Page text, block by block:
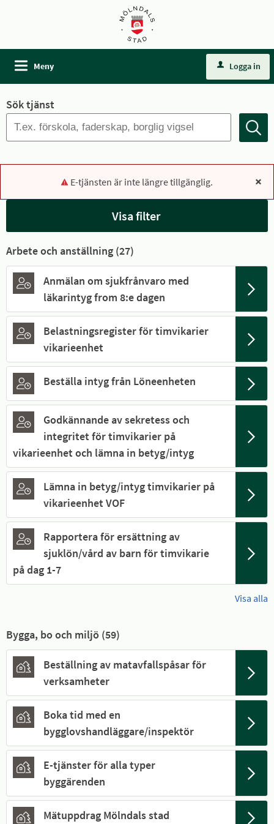
Meny Logga in
Sök tjänst
E-tjänsten är inte längre tillgänglig. x
Visa filter
Arbete och anställning (27)
Anmälan om sjukfrånvaro med
läkarintyg from 8:e dagen
Belastningsregister för timvikarier
vikarieenhet
Beställa intyg från Löneenheten
Godkännande av sekretess och
integritet för timvikarier på
vikarieenhet och lämna in betyg/intyg
Lämna in betyg/intyg timvikarier på
vikarieenhet VOF
Rapportera för ersättning av
sjuklön/vård av barn för timvikarie
på dag 1-7
Visa alla
Bygga, bo och miljö (59)
Beställning av matavfallspåsar för
verksamheter
Boka tid med en
bygglovshandläggare/inspektör
E-tjänster för alla typer
byggärenden
Mätuppdrag Mölndals stad